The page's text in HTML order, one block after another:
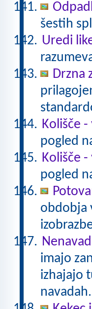
šestih
Uredi
Drzna
Kolišče
pogled
Kolišče
pogled
obdobja
imajo
izhajajo